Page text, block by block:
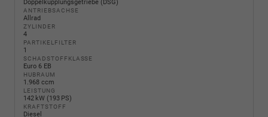
Doppelkupplungsgetriebe (DSG)
ANTRIEBSACHSE
Allrad
ZYLINDER
4
PARTIKELFILTER
1
SCHADSTOFFKLASSE
Euro 6 EB
HUBRAUM
1.968 ccm
LEISTUNG
142 kW (193 PS)
KRAFTSTOFF
Diesel